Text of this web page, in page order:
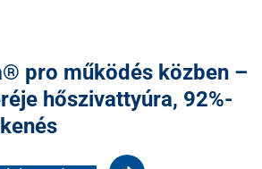
pro működés közben –
hőszivattyúra, 92%-